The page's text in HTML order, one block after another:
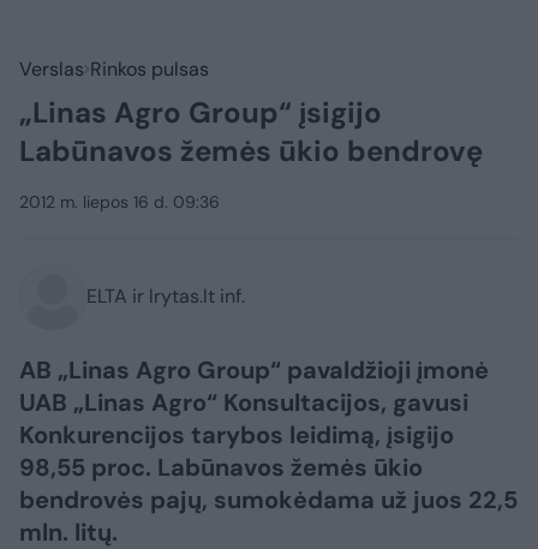
Verslas Rinkos pulsas
„Linas Agro Group“ įsigijo
Labūnavos žemės ūkio bendrovę
2012 m. liepos 16 d. 09:36
ELTA ir lrytas.lt inf.
AB „Linas Agro Group“ pavaldžioji įmonė
UAB „Linas Agro“ Konsultacijos, gavusi
Konkurencijos tarybos leidimą, įsigijo
98,55 proc. Labūnavos žemės ūkio
bendrovės pajų, sumokėdama už juos 22,5
mln. litų.